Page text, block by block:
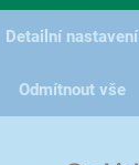
Detailní nastavení
Odmítnout vše